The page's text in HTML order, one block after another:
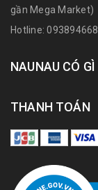
gần Mega Market)
Hotline:
NAUNAU CÓ GÌ
THANH TOÁN